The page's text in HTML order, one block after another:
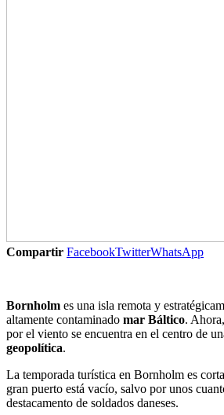
Compartir FacebookTwitterWhatsApp
Bornholm es una isla remota y
altamente contaminado mar Báltico.
por el viento se encuentra en el centro de
geopolítica.
La temporada turística en Bornholm es
gran puerto está vacío, salvo por unos
destacamento de soldados daneses.